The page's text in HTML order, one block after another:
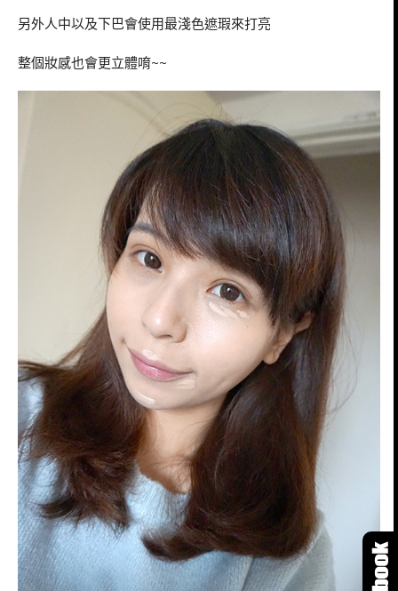
另外人中以及下巴會使用最淺色遮瑕來打亮
整個妝感也會更立體唷~~